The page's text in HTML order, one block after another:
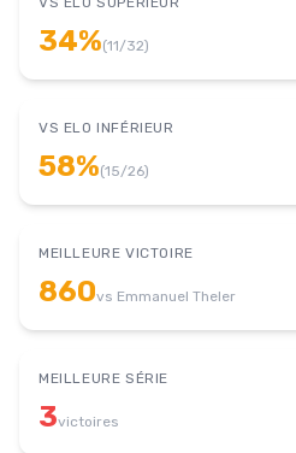
34%(11/32)
VS ELO INFÉRIEUR
58%(15/26)
MEILLEURE VICTOIRE
860vs Emmanuel Theler
MEILLEURE SÉRIE
3victoires